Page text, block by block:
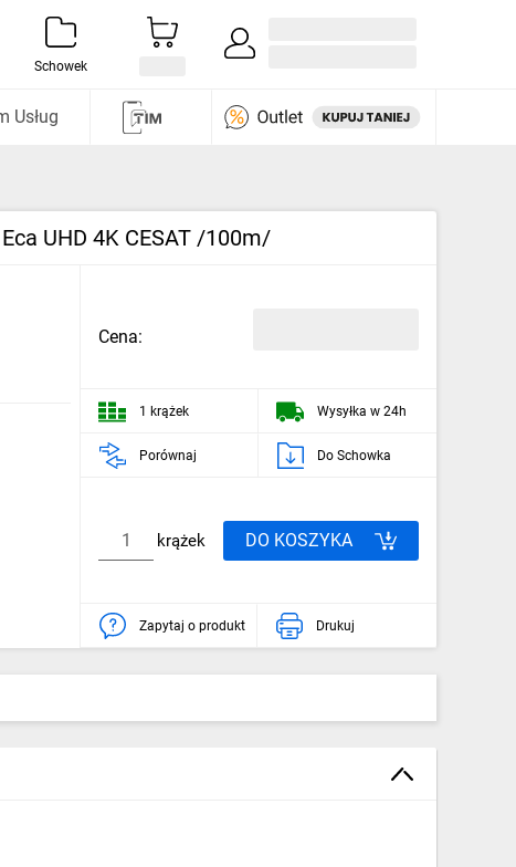
Schowek
Usług
UHD 4K CESAT /100m/
Cena:
1 krążek Wysyłka w 24h
Porównaj Do Schowka
krążek DO KOSZYKA
Zapytaj o produkt Drukuj